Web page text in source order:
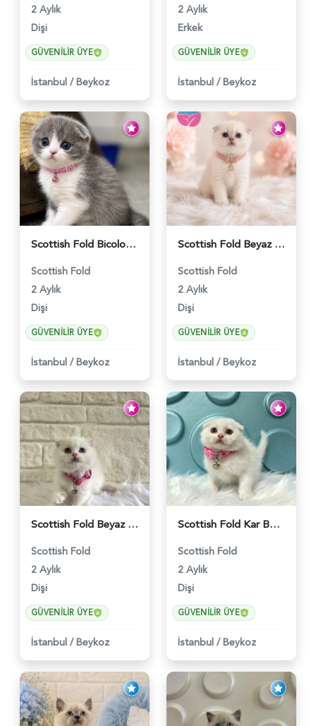
2 Aylık
Dişi
GÜVENILIR ÜYE
İstanbul / Beykoz
2 Aylık
Erkek
GÜVENILIR ÜYE
İstanbul / Beykoz
Scottish Fold Bicolor Lilac Dişi - 6014
Scottish Fold
2 Aylık
Dişi
GÜVENILIR ÜYE
İstanbul / Beykoz
Scottish Fold Beyaz Güzellik 2 Aylık - 4690
Scottish Fold
2 Aylık
Dişi
GÜVENILIR ÜYE
İstanbul / Beykoz
Scottish Fold Beyaz Dişi Baby Face 2 Aylık - 3704
Scottish Fold
2 Aylık
Dişi
GÜVENILIR ÜYE
İstanbul / Beykoz
Scottish Fold Kar Beyazı Dişi 2 Aylık - 2980
Scottish Fold
2 Aylık
Dişi
GÜVENILIR ÜYE
İstanbul / Beykoz